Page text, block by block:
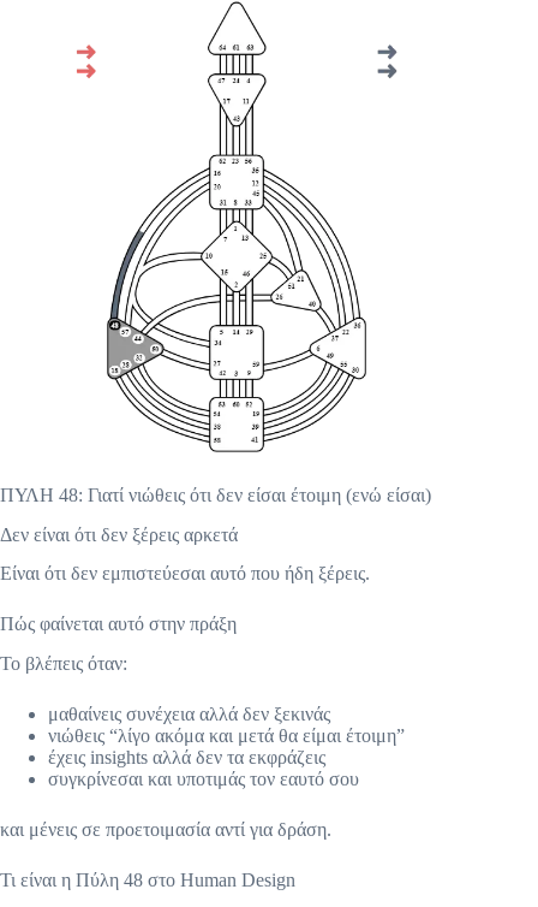
ΠΥΛΗ 48: Γιατί νιώθεις ότι δεν είσαι έτοιμη (ενώ είσαι)
Δεν είναι ότι δεν ξέρεις αρκετά
Είναι ότι δεν εμπιστεύεσαι αυτό που ήδη ξέρεις.
Πώς φαίνεται αυτό στην πράξη
Το βλέπεις όταν:
μαθαίνεις συνέχεια αλλά δεν ξεκινάς
νιώθεις “λίγο ακόμα και μετά θα είμαι έτοιμη”
έχεις insights αλλά δεν τα εκφράζεις
συγκρίνεσαι και υποτιμάς τον εαυτό σου
και μένεις σε προετοιμασία αντί για δράση.
Τι είναι η Πύλη 48 στο Human Design